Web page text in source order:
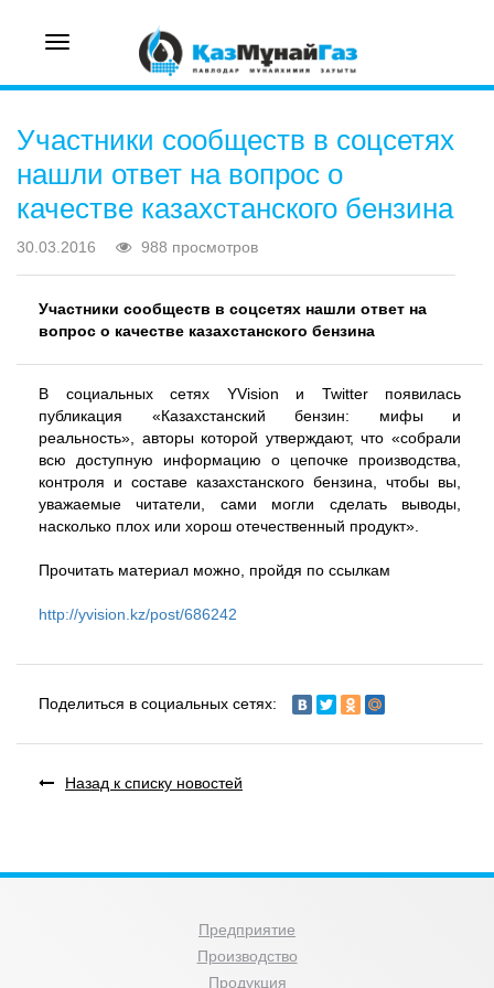
Toggle
Участники сообществ в соцсетях
нашли ответ на вопрос о
качестве казахстанского бензина
30.03.2016 988 просмотров
Участники сообществ в соцсетях нашли ответ на
вопрос о качестве казахстанского бензина
В социальных сетях YVision и Twitter появилась
публикация «Казахстанский бензин: мифы и
реальность», авторы которой утверждают, что «собрали
всю доступную информацию о цепочке производства,
контроля и составе казахстанского бензина, чтобы вы,
уважаемые читатели, сами могли сделать выводы,
насколько плох или хорош отечественный продукт».
Прочитать материал можно, пройдя по ссылкам
http://yvision.kz/post/686242
Поделиться в социальных сетях:
Назад к списку новостей
Предприятие
Производство
Продукция